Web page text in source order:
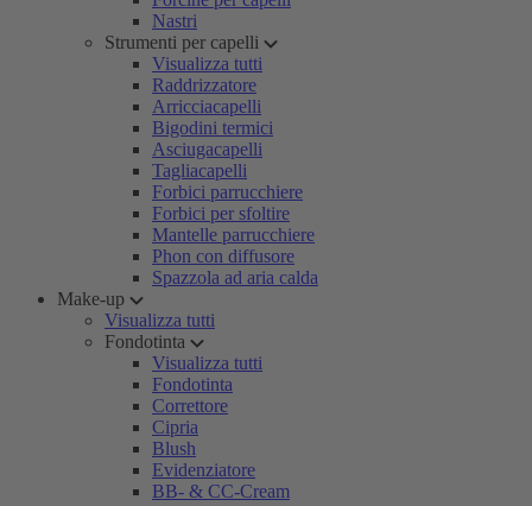
Nastri
Strumenti per capelli
Visualizza tutti
Raddrizzatore
Arricciacapelli
Bigodini termici
Asciugacapelli
Tagliacapelli
Forbici parrucchiere
Forbici per sfoltire
Mantelle parrucchiere
Phon con diffusore
Spazzola ad aria calda
Make-up
Visualizza tutti
Fondotinta
Visualizza tutti
Fondotinta
Correttore
Cipria
Blush
Evidenziatore
BB- & CC-Cream